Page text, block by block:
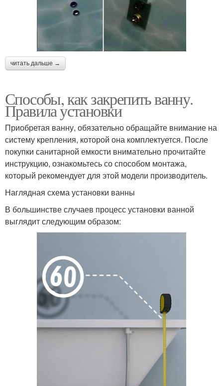
читать дальше →
Способы, как закрепить ванну.
Правила установки
Приобретая ванну, обязательно обращайте внимание на
систему крепления, которой она комплектуется. После
покупки санитарной емкости внимательно прочитайте
инструкцию, ознакомьтесь со способом монтажа,
который рекомендует для этой модели производитель.
Наглядная схема установки ванны
В большинстве случаев процесс установки ванной
выглядит следующим образом: